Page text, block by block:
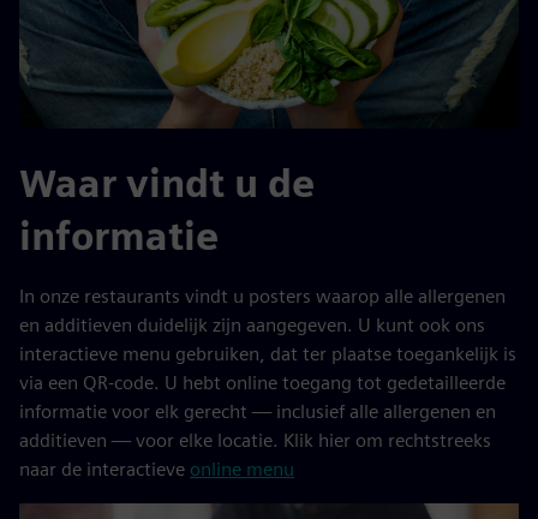
Waar vindt u de
informatie
In onze restaurants vindt u posters waarop alle allergenen
en additieven duidelijk zijn aangegeven. U kunt ook ons
interactieve menu gebruiken, dat ter plaatse toegankelijk is
via een QR-code. U hebt online toegang tot gedetailleerde
informatie voor elk gerecht — inclusief alle allergenen en
additieven — voor elke locatie. Klik hier om rechtstreeks
naar de interactieve online menu